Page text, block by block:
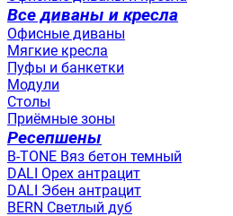
Все диваны и кресла
Офисные диваны
Мягкие кресла
Пуфы и банкетки
Модули
Столы
Приёмные зоны
Ресепшены
B-TONE Вяз бетон темный
DALI Орех антрацит
DALI Эбен антрацит
BERN Светлый дуб